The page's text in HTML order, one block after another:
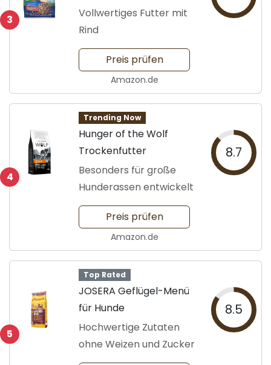
3
Vollwertiges Futter mit
Rind
Preis prüfen
Amazon.de
4
Trending Now
Hunger of the Wolf
Trockenfutter
Besonders für große
Hunderassen entwickelt
8.7
Preis prüfen
Amazon.de
5
Top Rated
JOSERA Geflügel-Menü
für Hunde
Hochwertige Zutaten
ohne Weizen und Zucker
8.5